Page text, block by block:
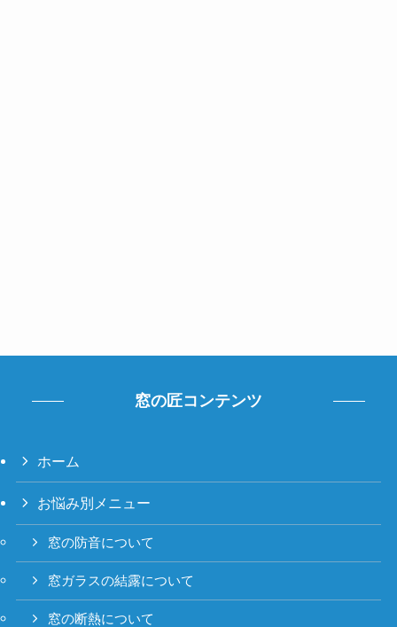
窓の匠コンテンツ
ホーム
お悩み別メニュー
窓の防音について
窓ガラスの結露について
窓の断熱について